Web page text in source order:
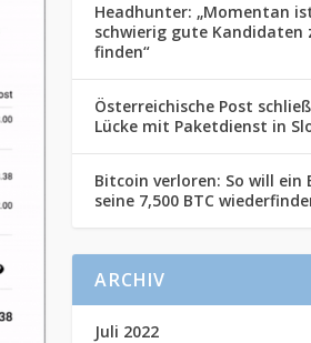
Headhunter: „Momentan
schwierig gute Kandidaten
finden“
Österreichische Post
Lücke mit Paketdienst in
Bitcoin verloren: So will ein
seine 7,500 BTC
ARCHIV
Juli 2022